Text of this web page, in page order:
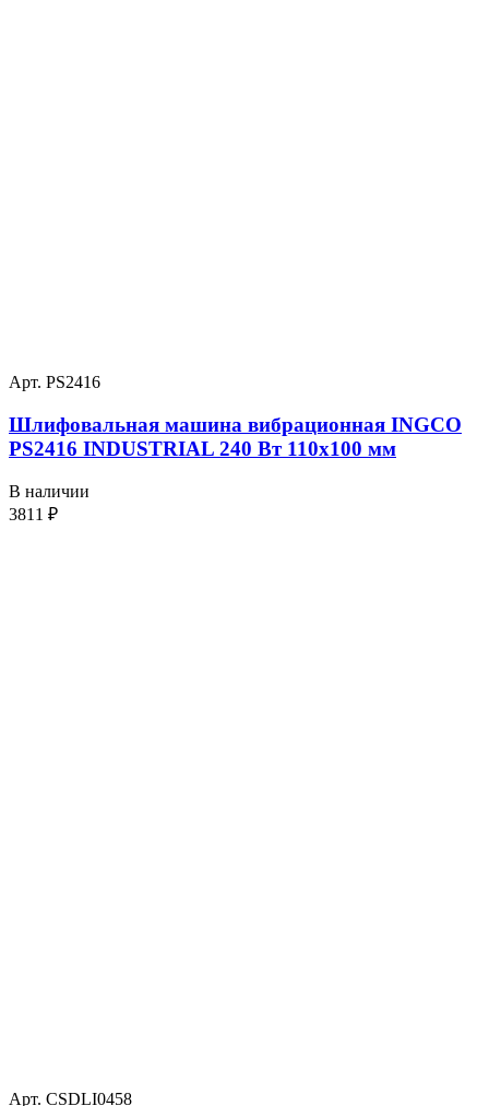
Арт. PS2416
Шлифовальная машина вибрационная INGCO
PS2416 INDUSTRIAL 240 Вт 110х100 мм
В наличии
3811 ₽
Арт. CSDLI0458